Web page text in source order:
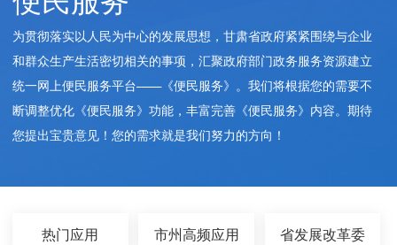
为贯彻落实以人民为中心的发展思想，甘肃省政府紧紧围绕与企业
和群众生产生活密切相关的事项，汇聚政府部门政务服务资源建立
统一网上便民服务平台——《便民服务》。我们将根据您的需要不
断调整优化《便民服务》功能，丰富完善《便民服务》内容。期待
您提出宝贵意见！您的需求就是我们努力的方向！
热门应用 市州高频应用 省发展改革委